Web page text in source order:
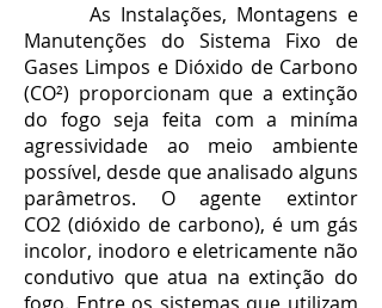
As Instalações, Montagens e
Manutenções do Sistema Fixo de
Gases Limpos e Dióxido de Carbono
(CO²) proporcionam que a extinção
do fogo seja feita com a miníma
agressividade ao meio ambiente
possível, desde que analisado alguns
parâmetros. O agente extintor
CO2 (dióxido de carbono), é um gás
incolor, inodoro e eletricamente não
condutivo que atua na extinção do